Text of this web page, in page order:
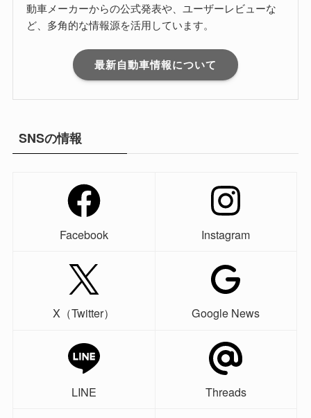
動車メーカーからの公式発表や、ユーザーレビューな
ど、多角的な情報源を活用しています。
最新自動車情報について
SNSの情報
Facebook Instagram
X（Twitter） Google News
LINE Threads